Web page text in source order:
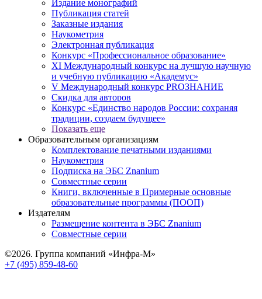
Издание монографий
Публикация статей
Заказные издания
Наукометрия
Электронная публикация
Конкурс «Профессиональное образование»
XI Международный конкурс на лучшую научную
и учебную публикацию «Академус»
V Международный конкурс PROЗНАНИЕ
Скидка для авторов
Конкурс «Единство народов России: сохраняя
традиции, создаем будущее»
Показать еще
Образовательным организациям
Комплектование печатными изданиями
Наукометрия
Подписка на ЭБС Znanium
Совместные серии
Книги, включенные в Примерные основные
образовательные программы (ПООП)
Издателям
Размещение контента в ЭБС Znanium
Совместные серии
©2026. Группа компаний «Инфра-М»
+7 (495) 859-48-60